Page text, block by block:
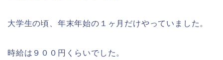
大学生の頃、年末年始の１ヶ月だけやっていました。
時給は９００円くらいでした。